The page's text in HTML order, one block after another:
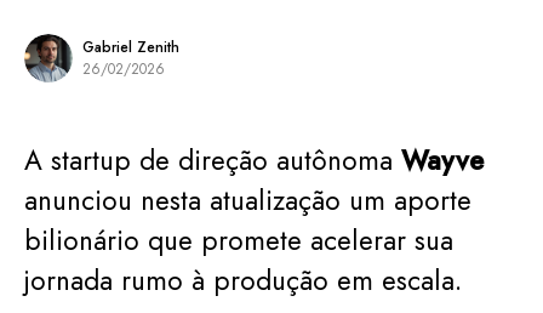
Gabriel Zenith
26/02/2026
A startup de direção autônoma Wayve
anunciou nesta atualização um aporte
bilionário que promete acelerar sua
jornada rumo à produção em escala.